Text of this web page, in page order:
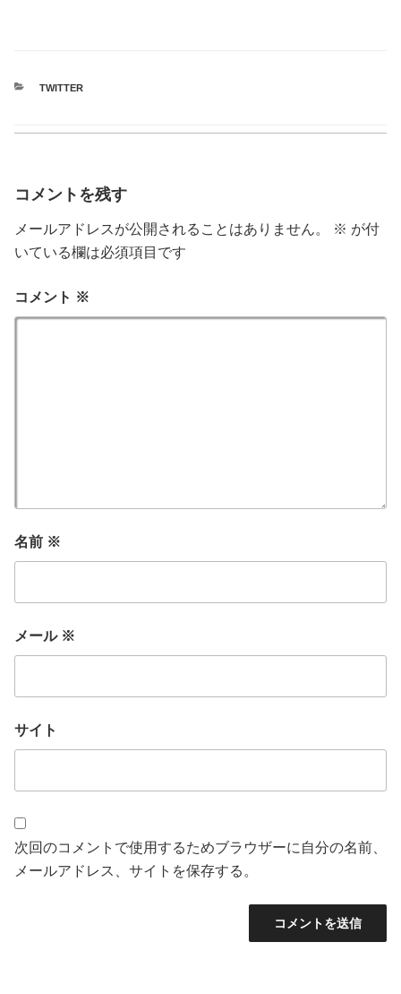
CATEGORIES
TWITTER
コメントを残す
メールアドレスが公開されることはありません。 ※ が付
いている欄は必須項目です
コメント ※
名前 ※
メール ※
サイト
次回のコメントで使用するためブラウザーに自分の名前、
メールアドレス、サイトを保存する。